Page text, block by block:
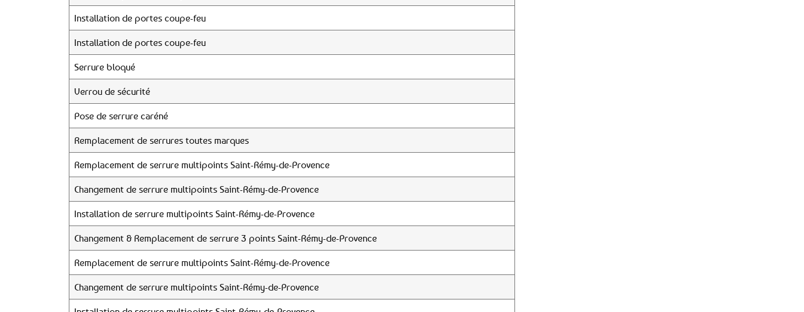
Installation de portes coupe-feu
Installation de portes coupe-feu
Serrure bloqué
Verrou de sécurité
Pose de serrure caréné
Remplacement de serrures toutes marques
Remplacement de serrure multipoints Saint-Rémy-de-Provence
Changement de serrure multipoints Saint-Rémy-de-Provence
Installation de serrure multipoints Saint-Rémy-de-Provence
Changement & Remplacement de serrure 3 points Saint-Rémy-de-Provence
Remplacement de serrure multipoints Saint-Rémy-de-Provence
Changement de serrure multipoints Saint-Rémy-de-Provence